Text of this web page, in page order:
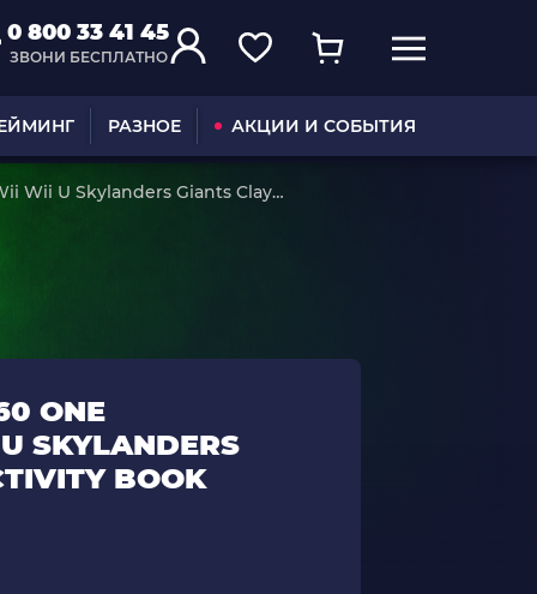
0 800 33 41 45
ЗВОНИ БЕСПЛАТНО
РАЗНОЕ АКЦИИ И СОБЫТИЯ
Wii U Skylanders Giants Clay
ONE
SKYLANDERS
BOOK